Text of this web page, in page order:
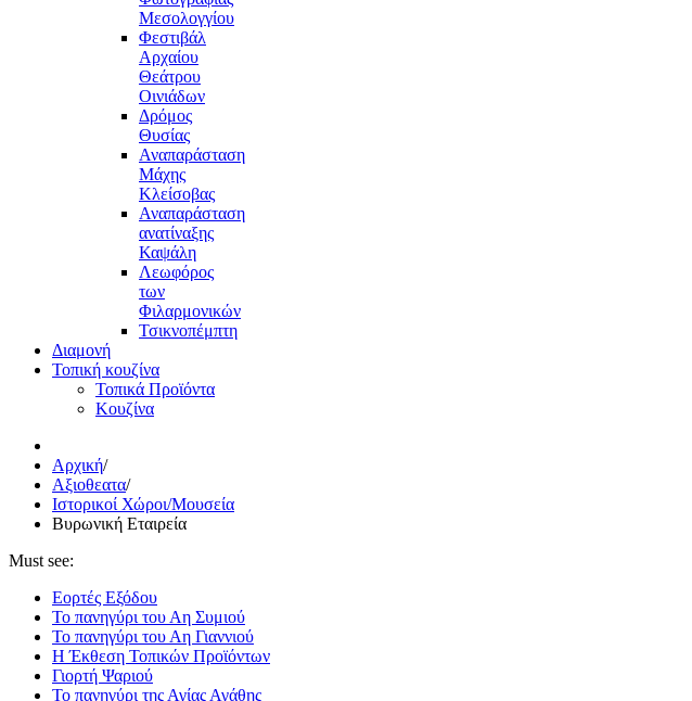
Μεσολογγίου
Φεστιβάλ
Αρχαίου
Θεάτρου
Οινιάδων
Δρόμος
Θυσίας
Αναπαράσταση
Μάχης
Κλείσοβας
Αναπαράσταση
ανατίναξης
Καψάλη
Λεωφόρος
των
Φιλαρμονικών
Τσικνοπέμπτη
Διαμονή
Τοπική κουζίνα
Τοπικά Προϊόντα
Κουζίνα
Αρχική/
Αξιοθεατα/
Ιστορικοί Χώροι/Μουσεία
Βυρωνική Εταιρεία
Must see:
Εορτές Εξόδου
Το πανηγύρι του Αη Συμιού
Το πανηγύρι του Αη Γιαννιού
Η Έκθεση Τοπικών Προϊόντων
Γιορτή Ψαριού
Το πανηγύρι της Αγίας Αγάθης